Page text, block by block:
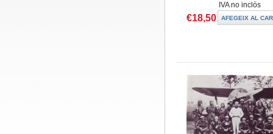
IVA no inclòs
€18,50